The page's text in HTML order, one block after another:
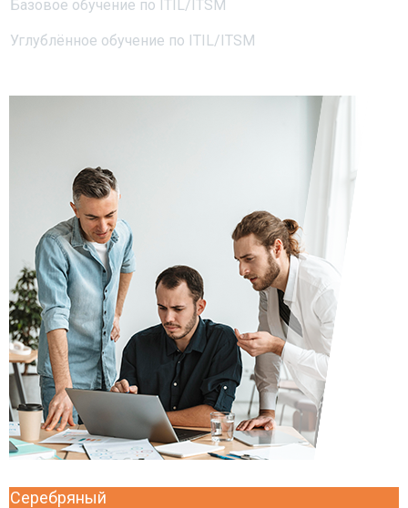
Базовое обучение по ITIL/ITSM
Углублённое обучение по ITIL/ITSM
Серебряный